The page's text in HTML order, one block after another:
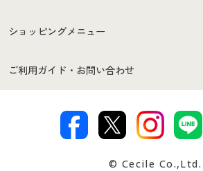
はじめての方へ
セシールご利用規約
著作権・商標について 会社案内
ショッピングメニュー
商品カテゴリ
ご利用ガイド・お問い合わせ
交換・返品は お支払は
© Cecile Co.,Ltd.